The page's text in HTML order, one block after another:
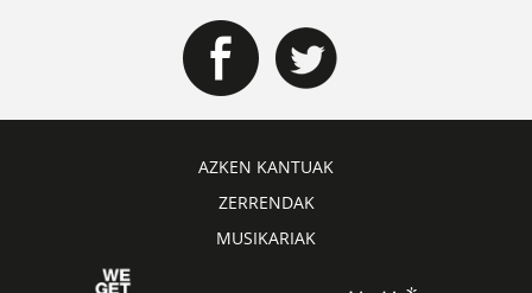
AZKEN KANTUAK
ZERRENDAK
MUSIKARIAK